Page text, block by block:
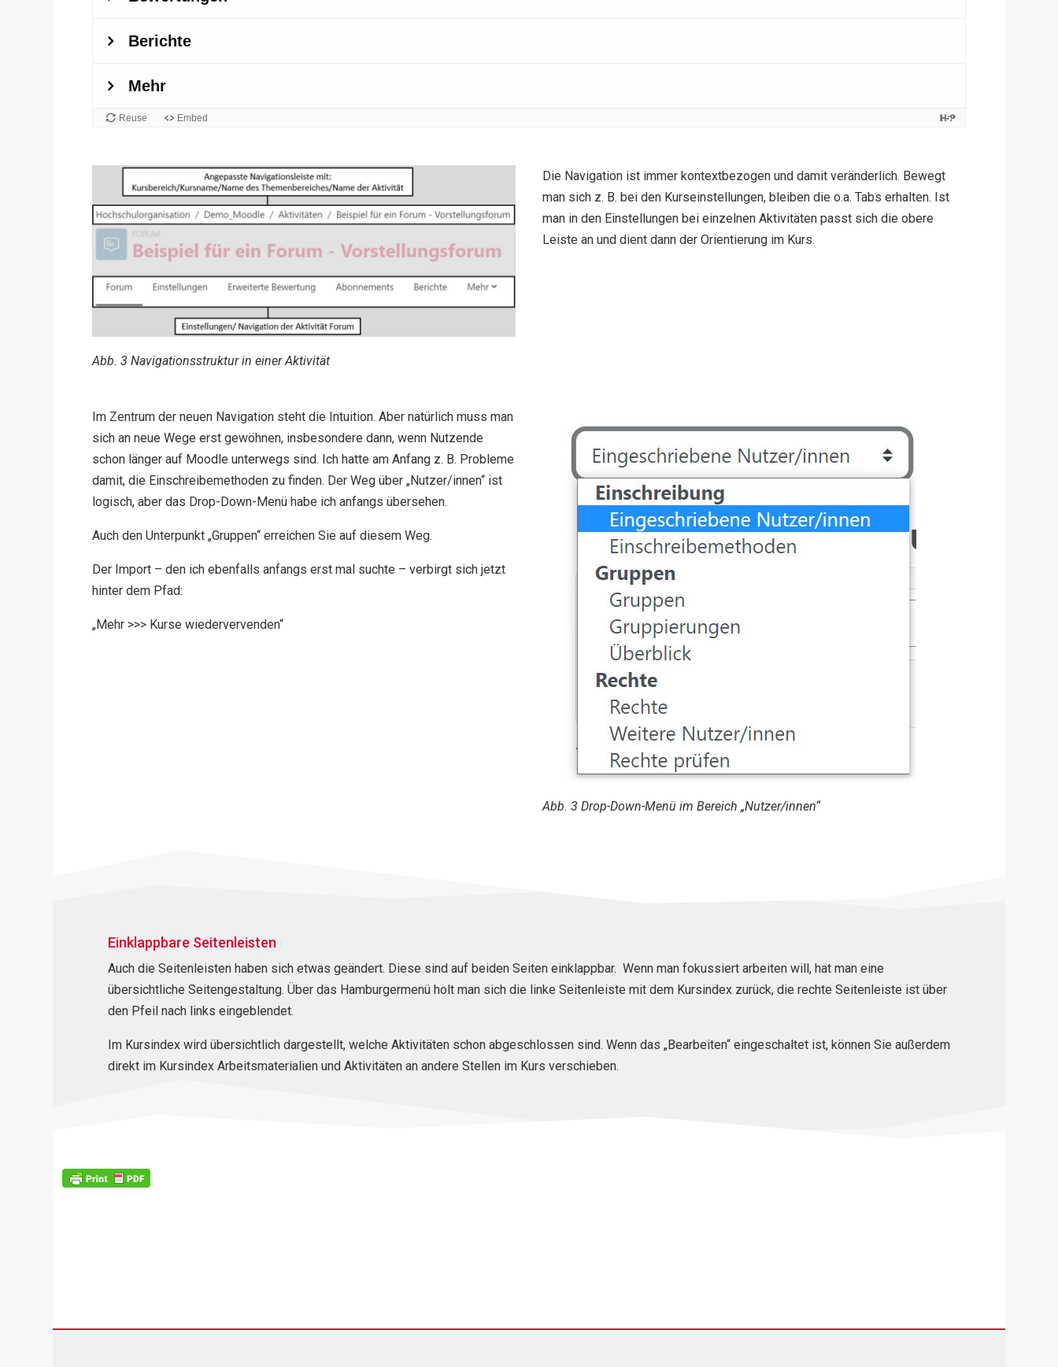
Abb. 3 Navigationsstruktur in einer Aktivität
Die Navigation ist immer kontextbezogen und damit veränderlich. Bewegt
man sich z. B. bei den Kurseinstellungen, bleiben die o.a. Tabs erhalten. Ist
man in den Einstellungen bei einzelnen Aktivitäten passt sich die obere
Leiste an und dient dann der Orientierung im Kurs.
Im Zentrum der neuen Navigation steht die Intuition. Aber natürlich muss man
sich an neue Wege erst gewöhnen, insbesondere dann, wenn Nutzende
schon länger auf Moodle unterwegs sind. Ich hatte am Anfang z. B. Probleme
damit, die Einschreibemethoden zu finden. Der Weg über „Nutzer/innen“ ist
logisch, aber das Drop-Down-Menü habe ich anfangs übersehen.
Auch den Unterpunkt „Gruppen“ erreichen Sie auf diesem Weg.
Der Import – den ich ebenfalls anfangs erst mal suchte – verbirgt sich jetzt
hinter dem Pfad:
„Mehr >>> Kurse wiedervervenden“
Abb. 3 Drop-Down-Menü im Bereich „Nutzer/innen“
Einklappbare Seitenleisten
Auch die Seitenleisten haben sich etwas geändert. Diese sind auf beiden Seiten einklappbar. Wenn man fokussiert arbeiten will, hat man eine
übersichtliche Seitengestaltung. Über das Hamburgermenü holt man sich die linke Seitenleiste mit dem Kursindex zurück, die rechte Seitenleiste ist über
den Pfeil nach links eingeblendet.
Im Kursindex wird übersichtlich dargestellt, welche Aktivitäten schon abgeschlossen sind. Wenn das „Bearbeiten“ eingeschaltet ist, können Sie außerdem
direkt im Kursindex Arbeitsmaterialien und Aktivitäten an andere Stellen im Kurs verschieben.